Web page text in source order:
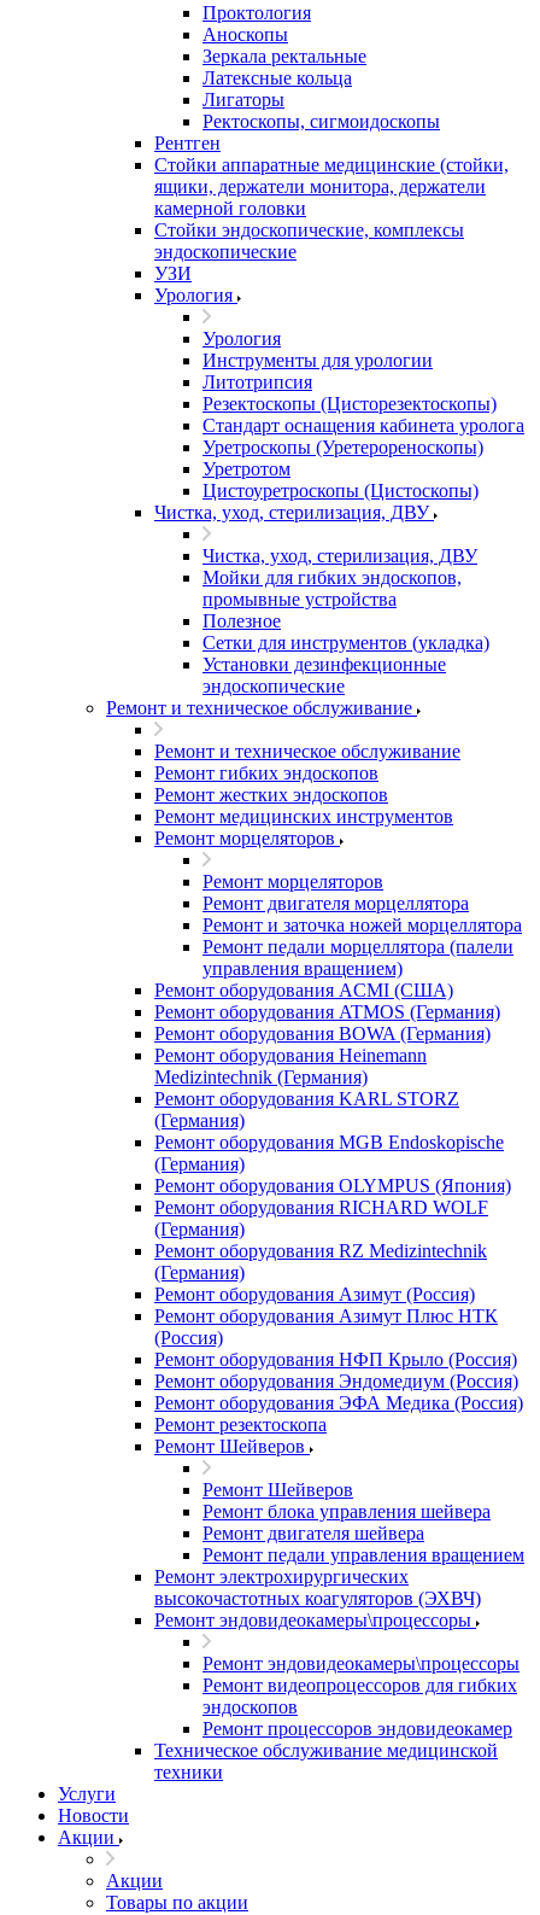
Проктология
Аноскопы
Зеркала ректальные
Латексные кольца
Лигаторы
Ректоскопы, сигмоидоскопы
Рентген
Стойки аппаратные медицинские (стойки,
ящики, держатели монитора, держатели
камерной головки
Стойки эндоскопические, комплексы
эндоскопические
УЗИ
Урология
Урология
Инструменты для урологии
Литотрипсия
Резектоскопы (Цисторезектоскопы)
Стандарт оснащения кабинета уролога
Уретроскопы (Уретерореноскопы)
Уретротом
Цистоуретроскопы (Цистоскопы)
Чистка, уход, стерилизация, ДВУ
Чистка, уход, стерилизация, ДВУ
Мойки для гибких эндоскопов,
промывные устройства
Полезное
Сетки для инструментов (укладка)
Установки дезинфекционные
эндоскопические
Ремонт и техническое обслуживание
Ремонт и техническое обслуживание
Ремонт гибких эндоскопов
Ремонт жестких эндоскопов
Ремонт медицинских инструментов
Ремонт морцеляторов
Ремонт морцеляторов
Ремонт двигателя морцеллятора
Ремонт и заточка ножей морцеллятора
Ремонт педали морцеллятора (палели
управления вращением)
Ремонт оборудования ACMI (США)
Ремонт оборудования ATMOS (Германия)
Ремонт оборудования BOWA (Германия)
Ремонт оборудования Heinemann
Medizintechnik (Германия)
Ремонт оборудования KARL STORZ
(Германия)
Ремонт оборудования MGB Endoskopische
(Германия)
Ремонт оборудования OLYMPUS (Япония)
Ремонт оборудования RICHARD WOLF
(Германия)
Ремонт оборудования RZ Medizintechnik
(Германия)
Ремонт оборудования Азимут (Россия)
Ремонт оборудования Азимут Плюс НТК
(Россия)
Ремонт оборудования НФП Крыло (Россия)
Ремонт оборудования Эндомедиум (Россия)
Ремонт оборудования ЭФА Медика (Россия)
Ремонт резектоскопа
Ремонт Шейверов
Ремонт Шейверов
Ремонт блока управления шейвера
Ремонт двигателя шейвера
Ремонт педали управления вращением
Ремонт электрохирургических
высокочастотных коагуляторов (ЭХВЧ)
Ремонт эндовидеокамеры\процессоры
Ремонт эндовидеокамеры\процессоры
Ремонт видеопроцессоров для гибких
эндоскопов
Ремонт процессоров эндовидеокамер
Техническое обслуживание медицинской
техники
Услуги
Новости
Акции
Акции
Товары по акции